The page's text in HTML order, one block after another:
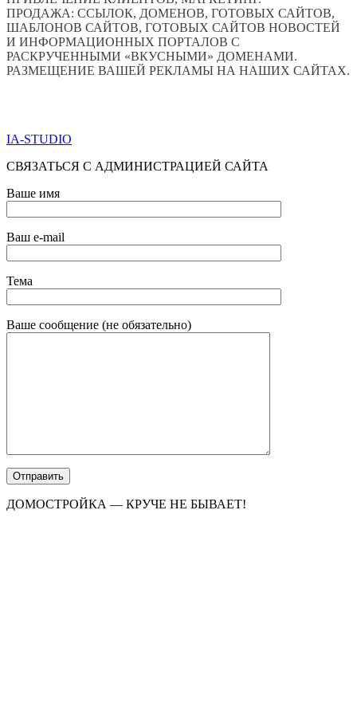
ПРОДАЖА: ССЫЛОК, ДОМЕНОВ, ГОТОВЫХ САЙТОВ,
ШАБЛОНОВ САЙТОВ, ГОТОВЫХ САЙТОВ НОВОСТЕЙ
И ИНФОРМАЦИОННЫХ ПОРТАЛОВ С
РАСКРУЧЕННЫМИ «ВКУСНЫМИ» ДОМЕНАМИ.
РАЗМЕЩЕНИЕ ВАШЕЙ РЕКЛАМЫ НА НАШИХ САЙТАХ.
IA-STUDIO
СВЯЗАТЬСЯ С АДМИНИСТРАЦИЕЙ САЙТА
Ваше имя
Ваш e-mail
Тема
Ваше сообщение (не обязательно)
ДОМОСТРОЙКА — КРУЧЕ НЕ БЫВАЕТ!